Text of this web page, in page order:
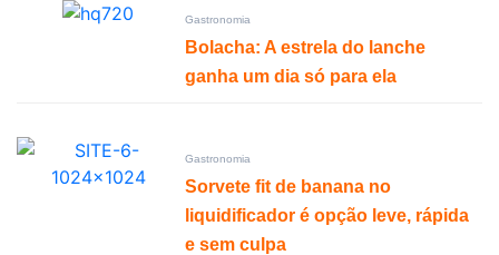
Gastronomia
Bolacha: A estrela do lanche
ganha um dia só para ela
Gastronomia
Sorvete fit de banana no
liquidificador é opção leve, rápida
e sem culpa